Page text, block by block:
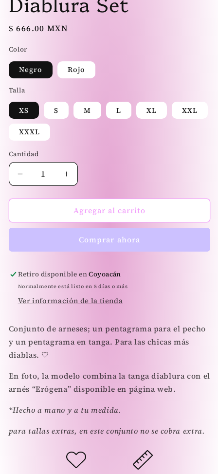
ventana
Precio
$ 666.00 MXN
Color
Negro Rojo
Talla
XS S M L XL XXL
XXXL
Cantidad
Reducir
cantidad
para
Set
Aumentar
cantidad
para
Diablura
Set
Agregar al carrito
Comprar ahora
Retiro disponible enCoyoacán
Normalmente está listo en 5 días o más
Ver información de la tienda
Conjunto de arneses; un pentagrama para el pecho
y un pentagrama en tanga. Para las chicas más
diablas. 🤍
En foto, la modelo combina la tanga diablura con el
arnés “Erógena” disponible en página web.
*Hecho a mano y a tu medida.
para tallas extras, en este conjunto no se cobra extra.